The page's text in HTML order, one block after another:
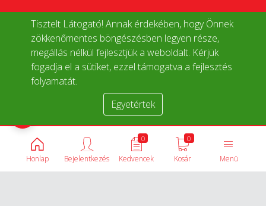
Tisztelt Látogató! Annak érdekében, hogy Önnek
zökkenőmentes böngészésben legyen része,
megállás nélkül fejlesztjük a weboldalt. Kérjük
fogadja el a sütiket, ezzel támogatva a fejlesztés
folyamatát.
Egyetértek
Honlap Menü
0
Kosár
0
Kedvencek
Bejelentkezés
Termékek összehasonlítása